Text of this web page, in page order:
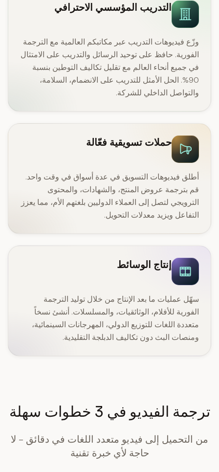
التدريب المؤسسي الاحترافي
وزّع فيديوهات التدريب عبر مكاتبكم العالمية مع الترجمة
الفورية. حافظ على توحيد الرسائل والتدريب على الامتثال
في جميع أنحاء العالم مع تقليل تكاليف التوطين بنسبة
90%. الحل الأمثل للتدريب على الانضمام، السلامة،
والتواصل الداخلي للشركة.
حملات تسويقية فعّالة
أطلق فيديوهات التسويق في عدة أسواق في وقت واحد.
قم بترجمة عروض المنتج، والشهادات، والمحتوى
الترويجي لتصل إلى العملاء الدوليين بلغتهم الأم، مما يعزز
التفاعل ويزيد معدلات التحويل.
إنتاج الوسائط
سهّل عمليات ما بعد الإنتاج من خلال توليد الترجمة
الفورية للأفلام، الوثائقيات، والمسلسلات. أنشئ نسخاً
متعددة اللغات للتوزيع الدولي، المهرجانات السينمائية،
ومنصات البث دون تكاليف الدبلجة التقليدية.
ترجمة الفيديو في 3 خطوات سهلة
من التحميل إلى فيديو متعدد اللغات في دقائق - لا
حاجة لأي خبرة تقنية